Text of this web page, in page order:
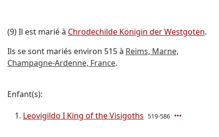
(9) Il est marié à Chrodechilde Königin der Westgoten.
Ils se sont mariés environ 515 à Reims, Marne,
Champagne-Ardenne, France.
Enfant(s):
Leovigildo I King of the Visigoths 519-586